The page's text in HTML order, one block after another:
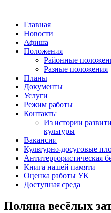
Главная
Новости
Афиша
Положения
Районные
Разные положения
Планы
Документы
Услуги
Режим работы
Контакты
Из истории
культуры
Вакансии
Культурно-досуговые
Антитеррористическая
Книга нашей памяти
Оценка работы УК
Доступная среда
Поляна весёлых